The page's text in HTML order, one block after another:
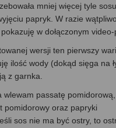
mniej więcej tyle
papryk. W razie
pokazuję w dołączonym
wersji ten pierwszy
ilość wody (dokąd sięga na
z garnka.
wlewam passatę
pomidorowy oraz papryki
sos nie ma być ostry, to